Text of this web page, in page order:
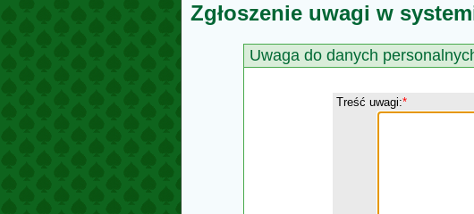
Zgłoszenie uwagi w
Uwaga do danych
Treść uwagi:*